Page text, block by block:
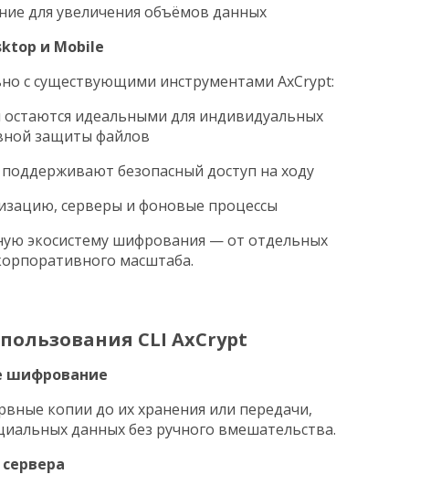
для увеличения объёмов данных
и Mobile
с существующими инструментами AxCrypt:
идеальными для индивидуальных
защиты файлов
безопасный доступ на ходу
серверы и фоновые процессы
экосистему шифрования — от отдельных
масштаба.
CLI AxCrypt
шифрование
копии до их хранения или передачи,
данных без ручного вмешательства.